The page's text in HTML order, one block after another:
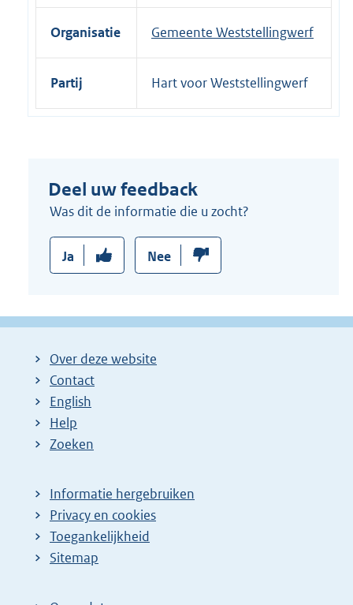
Organisatie Gemeente Weststellingwerf
Partij Hart voor Weststellingwerf
Deel uw feedback
Was dit de informatie die u zocht?
Ja Nee
Over deze website
Contact
English
Help
Zoeken
Informatie hergebruiken
Privacy en cookies
Toegankelijkheid
Sitemap